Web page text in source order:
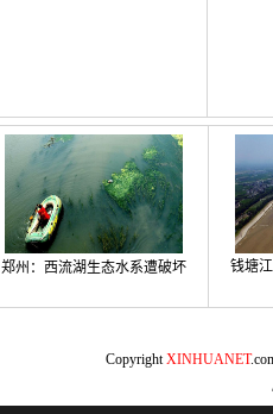
郑州：西流湖生态水系遭破坏 钱塘
CopyrightXINHUANET